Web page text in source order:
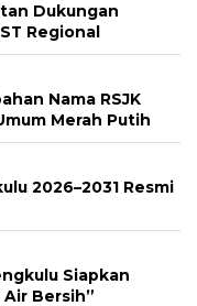
Dukungan
Regional
Nama RSJK
Merah Putih
2026–2031 Resmi
Siapkan
Bersih”